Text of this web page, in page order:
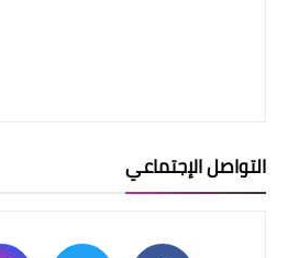
التواصل الإجتماعي